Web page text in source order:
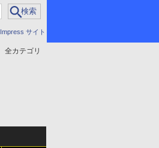
Impress サイト
全カテゴリ